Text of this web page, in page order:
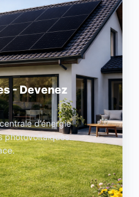
- Devenez
d’énergie
photovoltaïques.